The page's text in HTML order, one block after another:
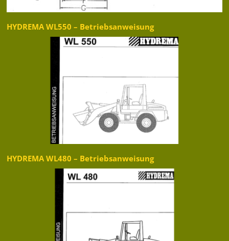
HYDREMA WL550 – Betriebsanweisung
HYDREMA WL480 – Betriebsanweisung